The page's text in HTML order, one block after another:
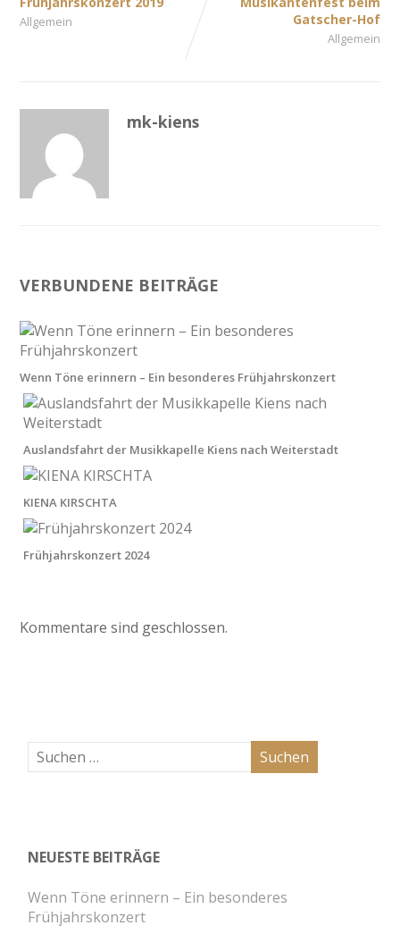
Allgemein
Gatscher-Hof
Allgemein
mk-kiens
VERBUNDENE BEITRÄGE
Wenn Töne erinnern – Ein besonderes Frühjahrskonzert
Auslandsfahrt der Musikkapelle Kiens nach Weiterstadt
KIENA KIRSCHTA
Frühjahrskonzert 2024
Kommentare sind geschlossen.
NEUESTE BEITRÄGE
Wenn Töne erinnern – Ein besonderes
Frühjahrskonzert